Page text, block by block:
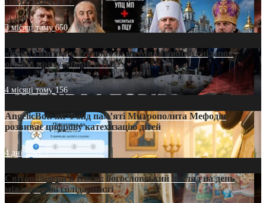
3 місяці тому650
«Кейс Тихона» у Тернополі: як Молитовний сніданок
оголив кризу довіри в ПЦУ
4 місяці тому156
AngelicBot: як Фонд пам’яті Митрополита Мефодія
розвиває цифрову катехизацію дітей
4 дні тому7
Світові лідери в Києві: богословський погляд на день
міжнародної солідарності